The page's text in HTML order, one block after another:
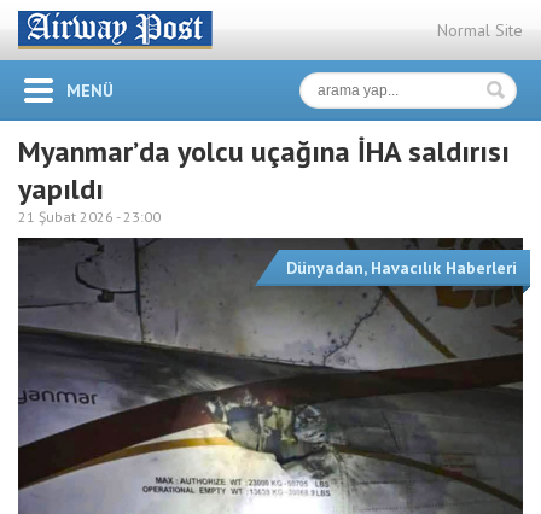
Normal Site
MENÜ
Myanmar’da yolcu uçağına İHA saldırısı
yapıldı
21 Şubat 2026 -23:00
Dünyadan, Havacılık Haberleri